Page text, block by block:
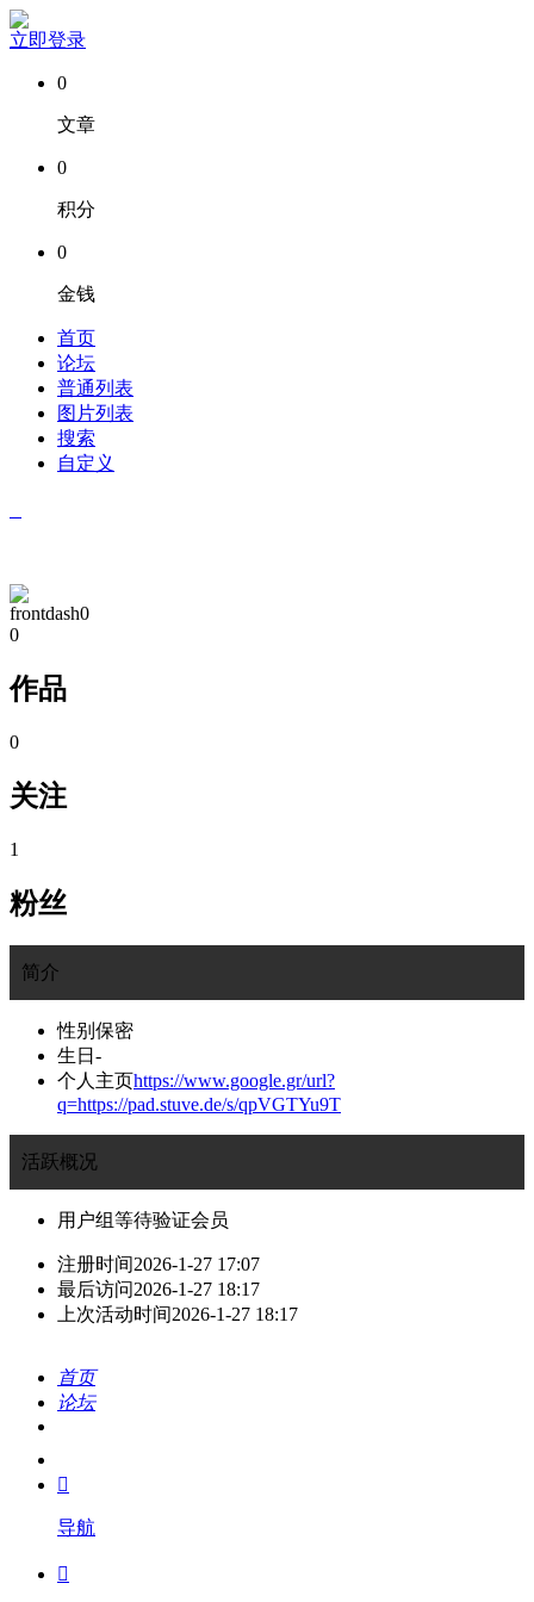
立即登录
0
文章
0
积分
0
金钱
首页
论坛
普通列表
图片列表
搜索
自定义
frontdash0
0
作品
0
关注
1
粉丝
简介
性别 保密
生日 -
个人主页https://www.google.gr/url?
q=https://pad.stuve.de/s/qpVGTYu9T
活跃概况
用户组等待验证会员
注册时间2026-1-27 17:07
最后访问2026-1-27 18:17
上次活动时间2026-1-27 18:17
首页
论坛
我的

导航
